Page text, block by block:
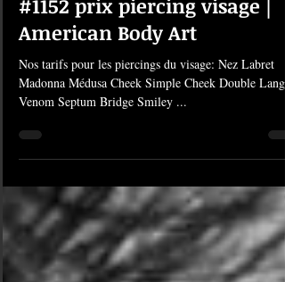
8 déc. 2020 1 min de lecture
#1152 prix piercing visage |
American Body Art
Nos tarifs pour les piercings du visage: Nez Labret
Madonna Médusa Cheek Simple Cheek Double Langue